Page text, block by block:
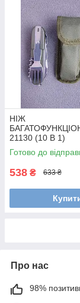
НІЖ
21130 (10 В 1)
Готово до
538 ₴ 633 ₴
Про нас
98%